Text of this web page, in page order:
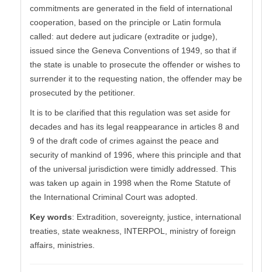
commitments are generated in the field of international
cooperation, based on the principle or Latin formula
called: aut dedere aut judicare (extradite or judge),
issued since the Geneva Conventions of 1949, so that if
the state is unable to prosecute the offender or wishes to
surrender it to the requesting nation, the offender may be
prosecuted by the petitioner.
It is to be clarified that this regulation was set aside for
decades and has its legal reappearance in articles 8 and
9 of the draft code of crimes against the peace and
security of mankind of 1996, where this principle and that
of the universal jurisdiction were timidly addressed. This
was taken up again in 1998 when the Rome Statute of
the International Criminal Court was adopted.
Key words: Extradition, sovereignty, justice, international
treaties, state weakness, INTERPOL, ministry of foreign
affairs, ministries.